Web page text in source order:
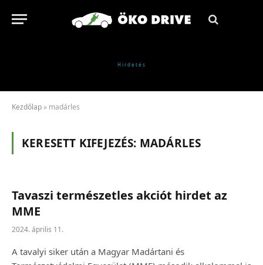
Kezdőlap » madárles
KERESETT KIFEJEZÉS: MADÁRLES
Tavaszi természetles akciót hirdet az
MME
2024. április 11.
A tavalyi siker után a Magyar Madártani és